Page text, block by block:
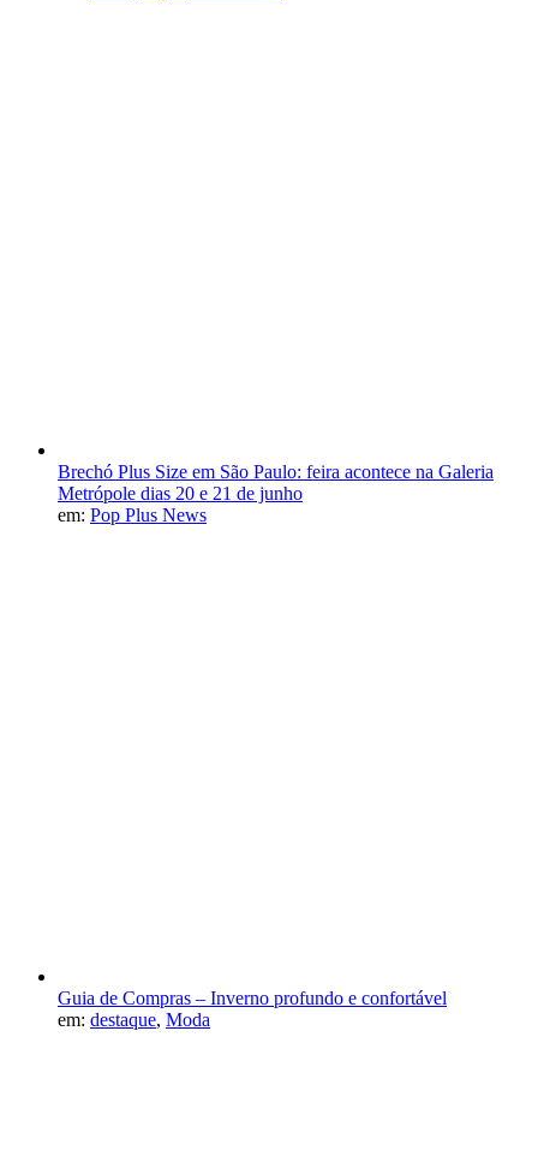
Brechó Plus Size em São Paulo: feira acontece na Galeria
Metrópole dias 20 e 21 de junho
em: Pop Plus News
Guia de Compras – Inverno profundo e confortável
em: destaque, Moda